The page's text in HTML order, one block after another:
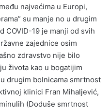
najvećima u Europi,
su manje no u drugim
COVID-19 je manji od svih
zajednice osim
zdravstvo nije bilo
života kao u bogatijim
drugim bolnicama smrtnost
klinici Fran Mihaljević,
(Doduše smrtnost